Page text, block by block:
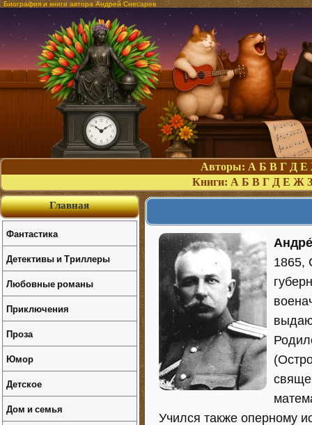
Биография и книги автора Андрей Снесарев
Авторы: А Б В Г Д Е
Книги: А Б В Г Д Е Ж З
1865,
Учился также оперному
Главная
Фантастика
Детективы и Триллеры
Любовные романы
Приключения
Проза
Юмор
Детское
Дом и семья